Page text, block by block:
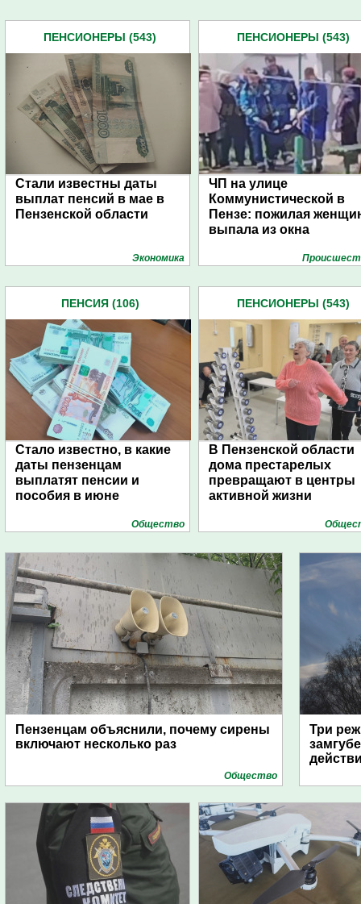
ПЕНСИОНЕРЫ (543)
Стали известны даты
выплат пенсий в мае в
Пензенской области
Экономика
ПЕНСИОНЕРЫ (543)
ЧП на улице
Коммунистической в
Пензе: пожилая
выпала из окна
ПЕНСИЯ (106)
Стало известно, в какие
даты пензенцам
выплатят пенсии и
пособия в июне
Общество
ПЕНСИОНЕРЫ (543)
В Пензенской области
дома престарелых
превращают в центры
активной жизни
Пензенцам объяснили, почему сирены
включают несколько раз
Общество
Три